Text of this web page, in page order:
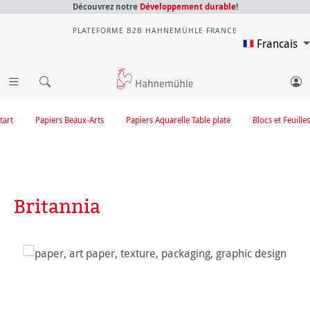
Découvrez notre Développement durable!
PLATEFORME B2B HAHNEMÜHLE FRANCE
Francais
Blocs et Feuilles
Papiers Aquarelle Table plate
Papiers Beaux-Arts
Britannia
Ignorer la galerie d'images